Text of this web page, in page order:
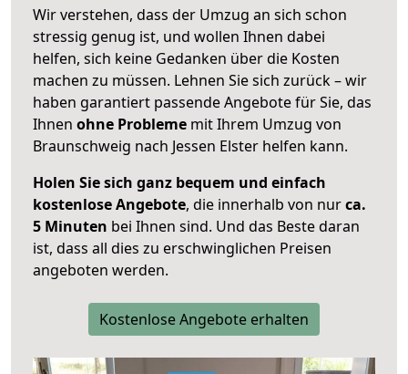
Wir verstehen, dass der Umzug an sich schon
stressig genug ist, und wollen Ihnen dabei
helfen, sich keine Gedanken über die Kosten
machen zu müssen. Lehnen Sie sich zurück – wir
haben garantiert passende Angebote für Sie, das
Ihnen ohne Probleme mit Ihrem Umzug von
Braunschweig nach Jessen Elster helfen kann.
Holen Sie sich ganz bequem und einfach
kostenlose Angebote, die innerhalb von nurca.
5 Minuten bei Ihnen sind. Und das Beste daran
ist, dass all dies zu erschwinglichen Preisen
angeboten werden.
Kostenlose Angebote erhalten